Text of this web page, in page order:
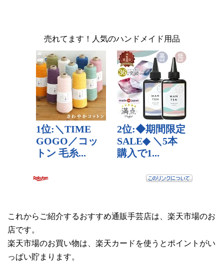
売れてます！人気のハンドメイド用品
これからご紹介するおすすめ通販手芸店は、楽天市場のお
店です。
楽天市場のお買い物は、楽天カードを使うとポイントがい
っぱい貯まります。